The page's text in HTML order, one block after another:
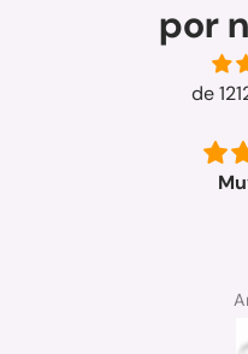
por
de